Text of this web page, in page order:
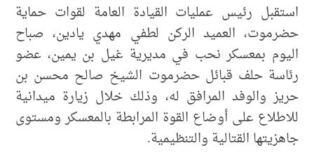
استقبل رئيس عمليات القيادة العامة لقوات حماية
حضرموت، العميد الركن لطفي مهدي يادين، صباح
اليوم بمعسكر نحب في مديرية غيل بن يمين، عضو
رئاسة حلف قبائل حضرموت الشيخ صالح محسن بن
حريز والوفد المرافق له، وذلك خلال زيارة ميدانية
للاطلاع على أوضاع القوة المرابطة بالمعسكر ومستوى
جاهزيتها القتالية والتنظيمية.